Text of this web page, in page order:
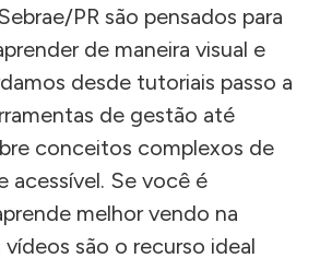
PR são pensados para
de maneira visual e
desde tutoriais passo a
de gestão até
conceitos complexos de
acessível. Se você é
melhor vendo na
são o recurso ideal